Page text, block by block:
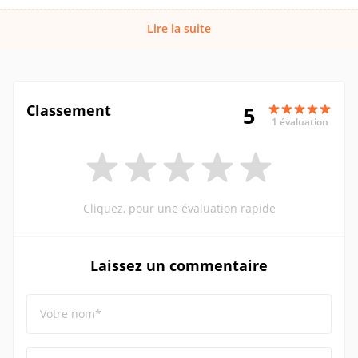
Lire la suite
Classement 5 1 évaluation
Cliquez, pour une évaluation rapide
Laissez un commentaire
Votre nom*